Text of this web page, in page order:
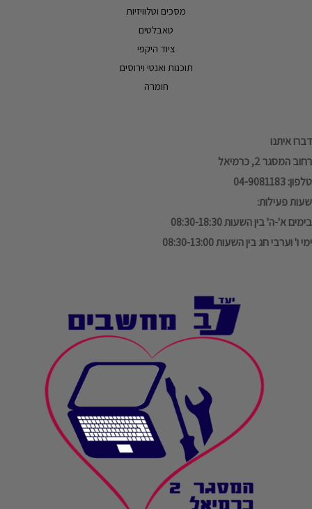
מסכים וטלוויזיות
טאבלטים
ציוד היקפי
תוכנות ואנטי וירוסים
חומרה
דברו איתנו
רחוב המסגר 2, כרמיאל
טלפון: 04-9081183
שעות פעילות:
בימים א'-ה' בין השעות 08:30-18:30
ימי ו' וערבי חג בין השעות 08:30-13:00